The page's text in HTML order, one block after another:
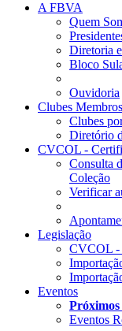
A FBVA
Quem
Diretoria
Bloco
Ouvidoria
Clubes Membros
Clubes
Diretório
CVCOL -
Consulta
Coleção
Verificar
Legislação
CVCOL -
Eventos
Próximos
Eventos